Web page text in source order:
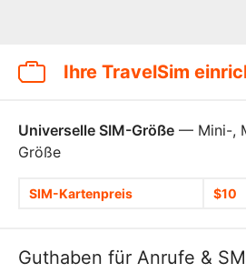
Ihre TravelSim
Universelle SIM-Größe — Mini-,
Größe
SIM-Kartenpreis $10
Guthaben für Anrufe &